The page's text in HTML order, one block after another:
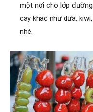
một nơi cho lớp
cây khác như dứa,
nhé.